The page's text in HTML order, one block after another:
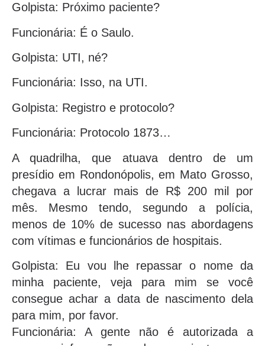
Golpista: Próximo paciente?
Funcionária: É o Saulo.
Golpista: UTI, né?
Funcionária: Isso, na UTI.
Golpista: Registro e protocolo?
Funcionária: Protocolo 1873…
A quadrilha, que atuava dentro de um
presídio em Rondonópolis, em Mato Grosso,
chegava a lucrar mais de R$ 200 mil por
mês. Mesmo tendo, segundo a polícia,
menos de 10% de sucesso nas abordagens
com vítimas e funcionários de hospitais.
Golpista: Eu vou lhe repassar o nome da
minha paciente, veja para mim se você
consegue achar a data de nascimento dela
para mim, por favor.
Funcionária: A gente não é autorizada a